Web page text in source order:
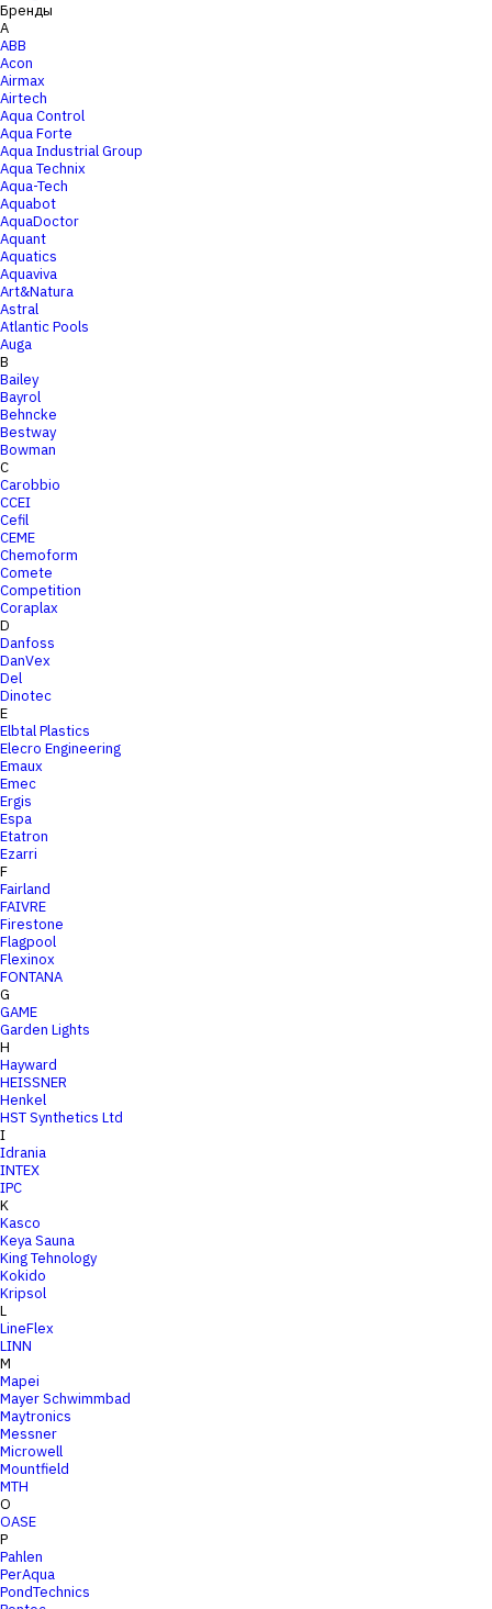
Бренды
A
ABB
Acon
Airmax
Airtech
Aqua Control
Aqua Forte
Aqua Industrial Group
Aqua Technix
Aqua-Tech
Aquabot
AquaDoctor
Aquant
Aquatics
Aquaviva
Art&Natura
Astral
Atlantic Pools
Auga
B
Bailey
Bayrol
Behncke
Bestway
Bowman
C
Carobbio
CCEI
Cefil
CEME
Chemoform
Comete
Competition
Coraplax
D
Danfoss
DanVex
Del
Dinotec
E
Elbtal Plastics
Elecro Engineering
Emaux
Emec
Ergis
Espa
Etatron
Ezarri
F
Fairland
FAIVRE
Firestone
Flagpool
Flexinox
FONTANA
G
GAME
Garden Lights
H
Hayward
HEISSNER
Henkel
HST Synthetics Ltd
I
Idrania
INTEX
IPC
K
Kasco
Keya Sauna
King Tehnology
Kokido
Kripsol
L
LineFlex
LINN
M
Mapei
Mayer Schwimmbad
Maytronics
Messner
Microwell
Mountfield
MTH
O
OASE
P
Pahlen
PerAqua
PondTechnics